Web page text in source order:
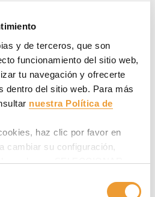
y de terceros, que son
funcionamiento del sitio web,
tu navegación y ofrecerte
dentro del sitio web. Para más
nuestra Política de
haz clic por favor en
cambiar su configuración,
en SELECCIONAR
el tráfico en el subsuelo de